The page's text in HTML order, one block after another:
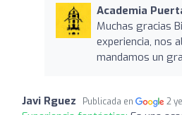
Academia
Muchas gracias
experiencia, nos
mandamos un
Javi Rguez Publicada en 2